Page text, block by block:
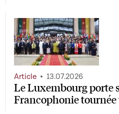
Le Luxembourg porte
Francophonie tournée
Article 13.07.2026